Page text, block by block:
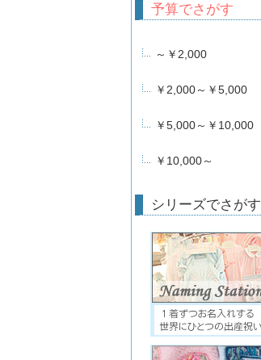
予算でさがす
～￥2,000
￥2,000～￥5,000
￥5,000～￥10,000
￥10,000～
シリーズでさがす